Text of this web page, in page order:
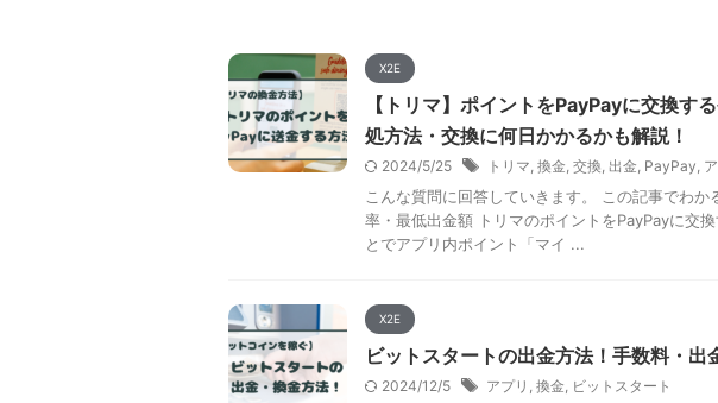
X2E
【トリマ】ポイントをPayPayに交換す
処方法・交換に何日かかるかも解説！
2024/5/25 トリマ, 換金, 交換, 出金, PayPay,
こんな質問に回答していきます。 この記事でわ
率・最低出金額 トリマのポイントをPayPayに交
とでアプリ内ポイント「マイ ...
X2E
ビットスタートの出金方法！手数料・出
2024/12/5 アプリ , 換金, ビットスタート